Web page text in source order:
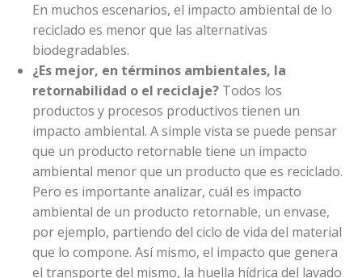
En muchos escenarios, el impacto ambiental de lo
reciclado es menor que las alternativas
biodegradables.
¿Es mejor, en términos ambientales, la
retornabilidad o el reciclaje? Todos los
productos y procesos productivos tienen un
impacto ambiental. A simple vista se puede pensar
que un producto retornable tiene un impacto
ambiental menor que un producto que es reciclado.
Pero es importante analizar, cuál es impacto
ambiental de un producto retornable, un envase,
por ejemplo, partiendo del ciclo de vida del material
que lo compone. Así mismo, el impacto que genera
el transporte del mismo, la huella hídrica del lavado